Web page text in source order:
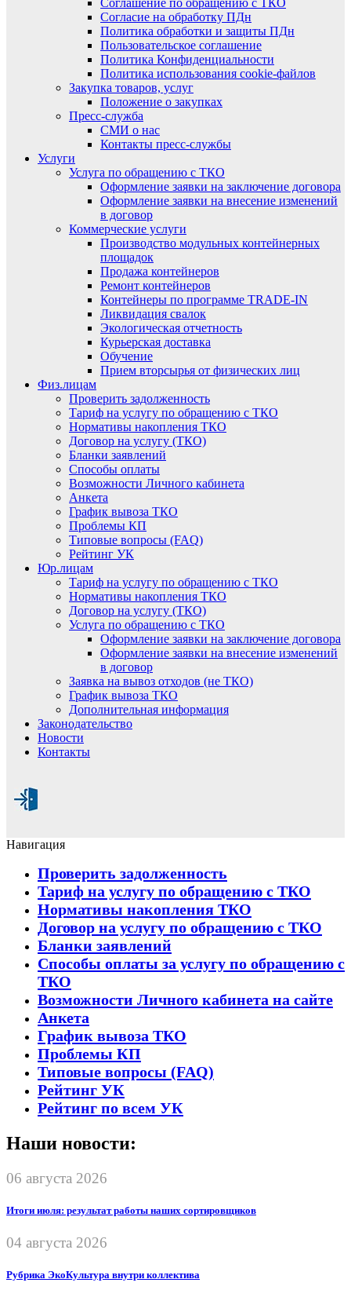
Соглашение по обращению с ТКО
Согласие на обработку ПДн
Политика обработки и защиты ПДн
Пользовательское соглашение
Политика Конфиденциальности
Политика использования cookie-файлов
Закупка товаров, услуг
Положение о закупках
Пресс-служба
СМИ о нас
Контакты пресс-службы
Услуги
Услуга по обращению с ТКО
Оформление заявки на заключение договора
Оформление заявки на внесение изменений
в договор
Коммерческие услуги
Производство модульных контейнерных
площадок
Продажа контейнеров
Ремонт контейнеров
Контейнеры по программе TRADE-IN
Ликвидация свалок
Экологическая отчетность
Курьерская доставка
Обучение
Прием вторсырья от физических лиц
Физ.лицам
Проверить задолженность
Тариф на услугу по обращению с ТКО
Нормативы накопления ТКО
Договор на услугу (ТКО)
Бланки заявлений
Способы оплаты
Возможности Личного кабинета
Анкета
График вывоза ТКО
Проблемы КП
Типовые вопросы (FAQ)
Рейтинг УК
Юр.лицам
Тариф на услугу по обращению с ТКО
Нормативы накопления ТКО
Договор на услугу (ТКО)
Услуга по обращению с ТКО
Оформление заявки на заключение договора
Оформление заявки на внесение изменений
в договор
Заявка на вывоз отходов (не ТКО)
График вывоза ТКО
Дополнительная информация
Законодательство
Новости
Контакты
Навигация
Проверить задолженность
Тариф на услугу по обращению с ТКО
Нормативы накопления ТКО
Договор на услугу по обращению с ТКО
Бланки заявлений
Способы оплаты за услугу по обращению с
ТКО
Возможности Личного кабинета на сайте
Анкета
График вывоза ТКО
Проблемы КП
Типовые вопросы (FAQ)
Рейтинг УК
Рейтинг по всем УК
Наши новости:
06 августа 2026
Итоги июля: результат работы наших сортировщиков
04 августа 2026
Рубрика ЭкоКультура внутри коллектива